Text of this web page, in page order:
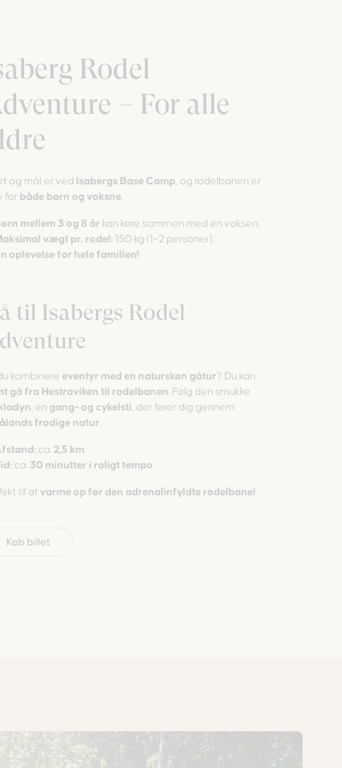
Rodel
– For alle
og mål er ved Isabergs Base Camp , og rodelbanen er
for både børn og voksne
mellem 3 og 8 år kan køre sammen med en voksen.
vægt pr. rodel: 150 kg (1–2 personer).
oplevelse for hele familien!
til Isabergs Rodel
kombinereeventyr med en naturskøn gåtur? Du kan
gå fra Hestraviken til rodelbanen . Følg den smukke
, en gang- og cykelsti , der fører dig gennem
frodige natur
ca. 2,5 km
ca. 30 minutter i roligt tempo
til atvarme op før den adrenalinfyldte rodelbane!
Køb billet